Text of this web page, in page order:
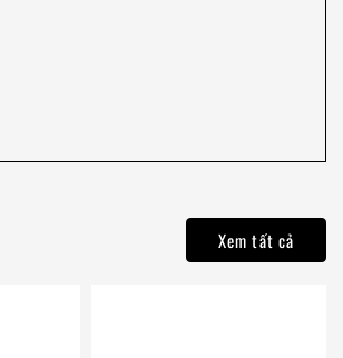
Xem tất cả